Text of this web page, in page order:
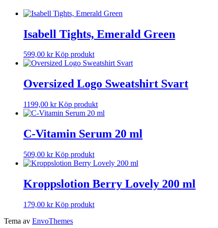
Isabell Tights, Emerald Green
599,00 kr Köp produkt
Oversized Logo Sweatshirt Svart
1199,00 kr Köp produkt
C-Vitamin Serum 20 ml
509,00 kr Köp produkt
Kroppslotion Berry Lovely 200 ml
179,00 kr Köp produkt
Tema av EnvoThemes